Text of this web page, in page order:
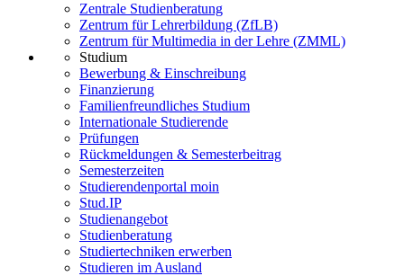
Zentrale Studienberatung
Zentrum für Lehrerbildung (ZfLB)
Zentrum für Multimedia in der Lehre (ZMML)
Studium
Bewerbung & Einschreibung
Finanzierung
Familienfreundliches Studium
Internationale Studierende
Prüfungen
Rückmeldungen & Semesterbeitrag
Semesterzeiten
Studierendenportal moin
Stud.IP
Studienangebot
Studienberatung
Studiertechniken erwerben
Studieren im Ausland